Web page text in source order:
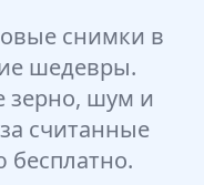
снимки в
шедевры.
зерно, шум и
считанные
бесплатно.